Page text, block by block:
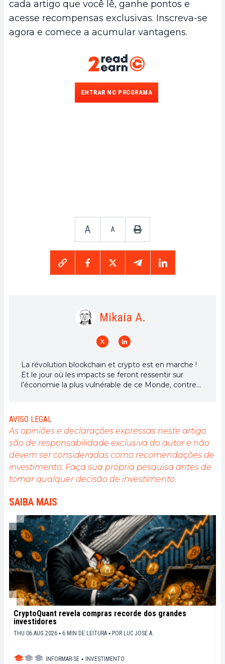
cada artigo que você lê, ganhe pontos e
acesse recompensas exclusivas. Inscreva-se
agora e comece a acumular vantagens.
ENTRAR NO PROGRAMA
A A
Mikaia A.
La révolution blockchain et crypto est en marche !
Et le jour où les impacts se feront ressentir sur
l’économie la plus vulnérable de ce Monde, contre
AVISO LEGAL
As opiniões e declarações expressas neste artigo
são de responsabilidade exclusiva do autor e não
devem ser consideradas como recomendações de
investimento. Faça sua própria pesquisa antes de
tomar qualquer decisão de investimento.
SAIBA MAIS
CryptoQuant revela compras recorde dos grandes
investidores
THU 06 AUG 2026 ▪ 6 MIN DE LEITURA ▪ POR LUC JOSE A.
INFORMAR-SE ▪ INVESTIMENTO